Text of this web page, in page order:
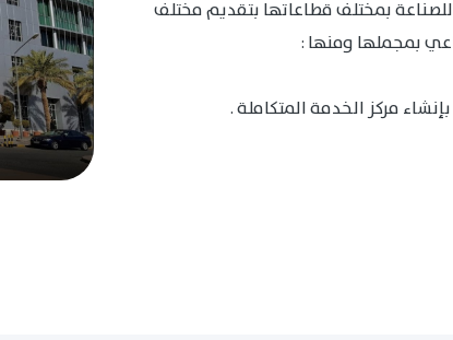
بمختلف قطاعاتها بتقديم مختلف
بمجملها ومنها :
مركز الخدمة المتكاملة .